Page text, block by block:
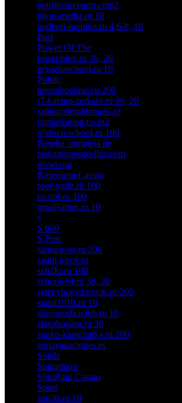
petrillosfreeport.com2
plyas-media.ru 10
podberi-monitor.ru 4,6-8, 10
Post
Power Of The
pricepblog.ru 36, 20
pryazhaschool.ru 10
Public
pucenkoclinic.ru 200
r7-kazino-zerkalo.ru 36, 20
radiotaximaldonado.cl
rajmarketing.co.in2
reidovo-school.ru 100
Reseña completa de
restaurantesucellus.com
rheso.org
Ringospin Casino
roof-trade.ru 100
ru-npf.ru 100
ruralisation.ru 10
s
S 660
S Post
samara-sts.ru 200
sauni-kirov.ru
sch2kr.ru 100
school-64.ru 36, 20
semeynoezdorovie.ru 200
sintai1010.ru 10
skovorodkaclub.ru 10
slavabogam.ru 20
sonko-kamchatka.ru 200
soriavacaciones.es
Spiele
Spinathlon
SpinRain Casino
Sport
spu30.ru 10